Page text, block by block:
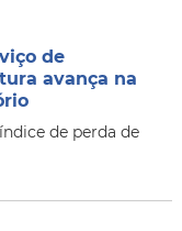
de
avança na
de perda de